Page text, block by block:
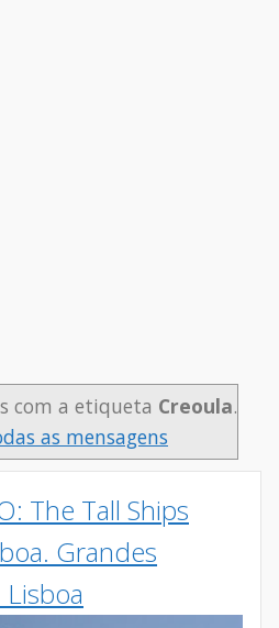
com a etiqueta Creoula.
as mensagens
The Tall Ships
Grandes